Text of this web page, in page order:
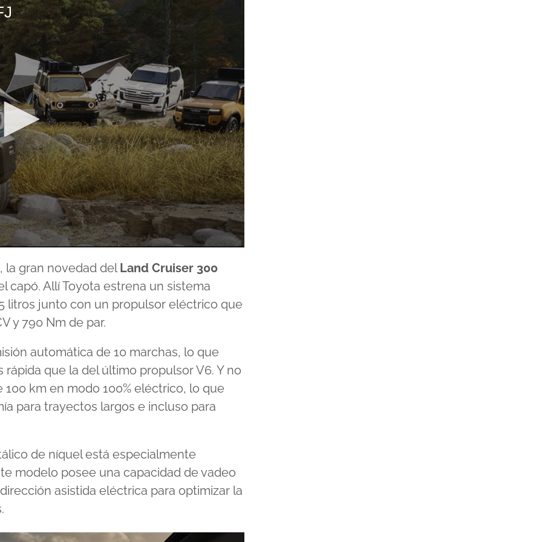
la gran novedad delLand Cruiser 300
capó. Allí Toyota estrena un sistema
litros junto con un propulsor eléctrico que
y 790 Nm de par.
automática de 10 marchas, lo que
que la del último propulsor V6. Y no
km en modo 100% eléctrico, lo que
para trayectos largos e incluso para
de níquel está especialmente
modelo posee una capacidad de vadeo
asistida eléctrica para optimizar la